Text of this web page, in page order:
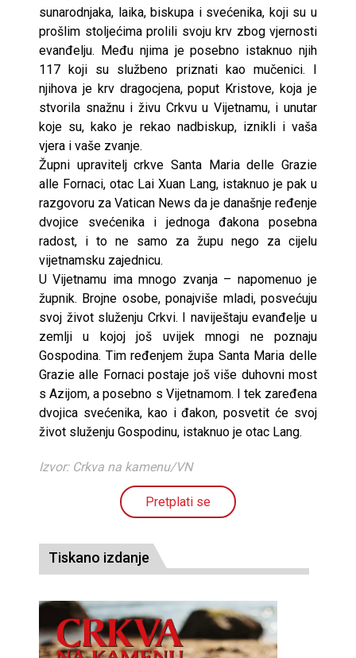
sunarodnjaka, laika, biskupa i svećenika, koji su u
prošlim stoljećima prolili svoju krv zbog vjernosti
evanđelju. Među njima je posebno istaknuo njih
117 koji su službeno priznati kao mučenici. I
njihova je krv dragocjena, poput Kristove, koja je
stvorila snažnu i živu Crkvu u Vijetnamu, i unutar
koje su, kako je rekao nadbiskup, iznikli i vaša
vjera i vaše zvanje.
Župni upravitelj crkve Santa Maria delle Grazie
alle Fornaci, otac Lai Xuan Lang, istaknuo je pak u
razgovoru za Vatican News da je današnje ređenje
dvojice svećenika i jednoga đakona posebna
radost, i to ne samo za župu nego za cijelu
vijetnamsku zajednicu.
U Vijetnamu ima mnogo zvanja – napomenuo je
župnik. Brojne osobe, ponajviše mladi, posvećuju
svoj život služenju Crkvi. I naviještaju evanđelje u
zemlji u kojoj još uvijek mnogi ne poznaju
Gospodina. Tim ređenjem župa Santa Maria delle
Grazie alle Fornaci postaje još više duhovni most
s Azijom, a posebno s Vijetnamom. I tek zaređena
dvojica svećenika, kao i đakon, posvetit će svoj
život služenju Gospodinu, istaknuo je otac Lang.
Izvor: Crkva na kamenu/VN
Pretplati se
Tiskano izdanje